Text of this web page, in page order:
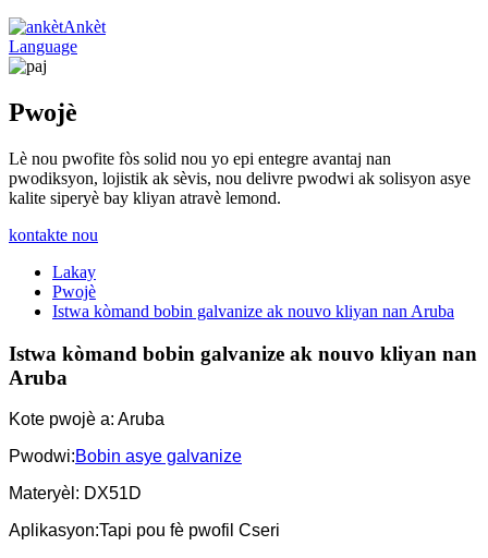
Ankèt
Language
Pwojè
Lè nou pwofite fòs solid nou yo epi entegre avantaj nan
pwodiksyon, lojistik ak sèvis, nou delivre pwodwi ak solisyon asye
kalite siperyè bay kliyan atravè lemond.
kontakte nou
Lakay
Pwojè
Istwa kòmand bobin galvanize ak nouvo kliyan nan Aruba
Istwa kòmand bobin galvanize ak nouvo kliyan nan
Aruba
Kote pwojè a: Aruba
Pwodwi:Bobin asye galvanize
Materyèl: DX51D
Aplikasyon:Tapi pou fè pwofil Cseri